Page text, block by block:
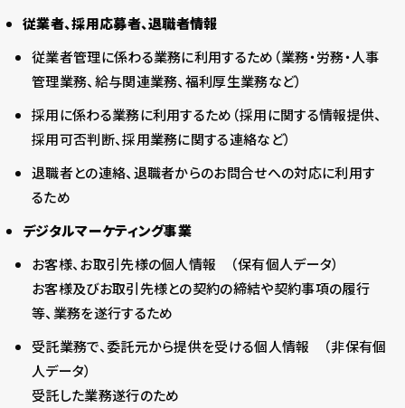
従業者、採用応募者、退職者情報
従業者管理に係わる業務に利用するため（業務・労務・人事
管理業務、給与関連業務、福利厚生業務など）
採用に係わる業務に利用するため（採用に関する情報提供、
採用可否判断、採用業務に関する連絡など）
退職者との連絡、退職者からのお問合せへの対応に利用す
るため
デジタルマーケティング事業
お客様、お取引先様の個人情報 （保有個人データ）
お客様及びお取引先様との契約の締結や契約事項の履行
等、業務を遂行するため
受託業務で、委託元から提供を受ける個人情報 （非保有個
人データ）
受託した業務遂行のため